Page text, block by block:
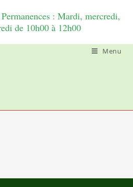
: Mardi, mercredi,
de 10h00 à 12h00
Menu